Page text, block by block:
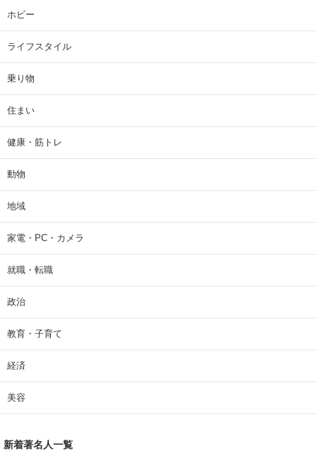
ホビー
ライフスタイル
乗り物
住まい
健康・筋トレ
動物
地域
家電・PC・カメラ
就職・転職
政治
教育・子育て
経済
美容
新着著名人一覧